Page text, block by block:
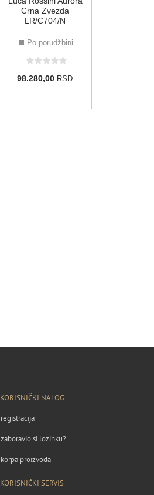
Crna Zvezda
LR/C704/N
Po porudžbini
98.280,00 RSD
KORISNIČKI NALOG
registracija
zaboravio si lozinku?
korpa proizvoda
KORISNIČKI SERVIS